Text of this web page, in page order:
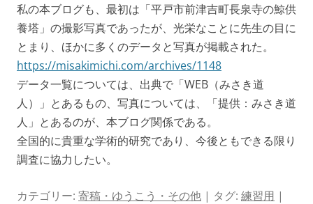
私の本ブログも、最初は「平戸市前津吉町長泉寺の鯨供
養塔」の撮影写真であったが、光栄なことに先生の目に
とまり、ほかに多くのデータと写真が掲載された。
https://misakimichi.com/archives/1148
データ一覧については、出典で「WEB（みさき道
人）」とあるもの、写真については、「提供：みさき道
人」とあるのが、本ブログ関係である。
全国的に貴重な学術的研究であり、今後ともできる限り
調査に協力したい。
カテゴリー: 寄稿・ゆうこう・その他 | タグ: 練習用 |